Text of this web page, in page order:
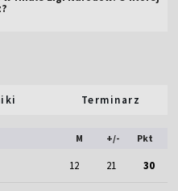
Terminarz
M +/- Pkt
12 21 30